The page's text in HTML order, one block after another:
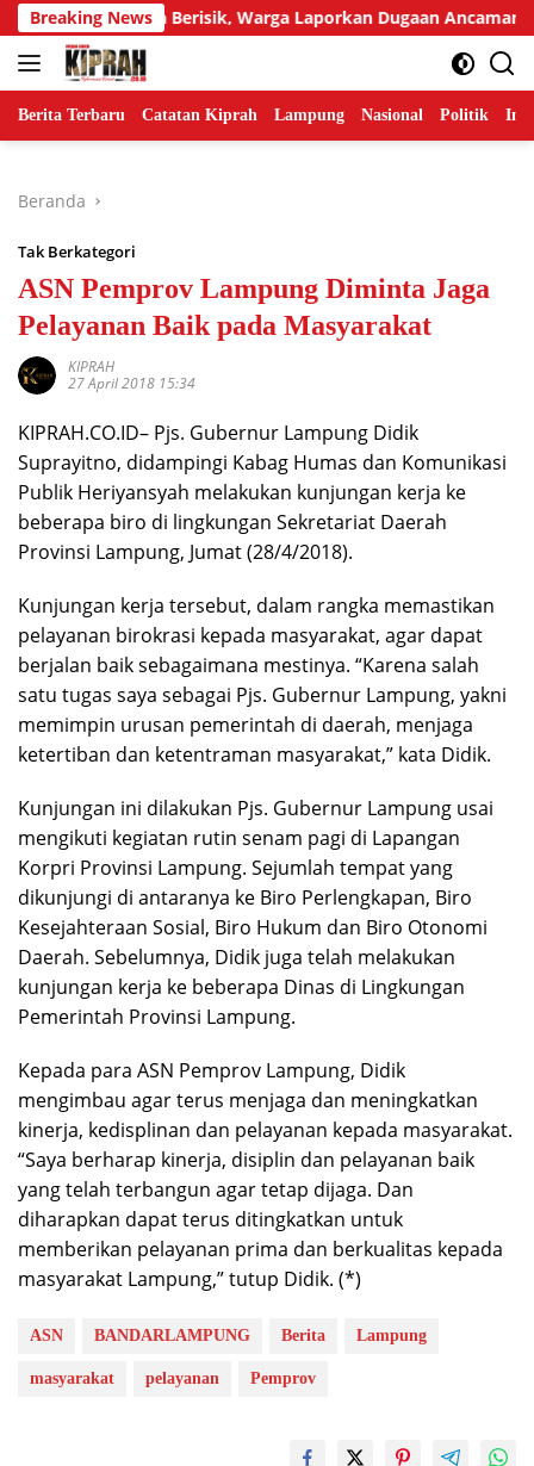
Langsung
ke
konten
Breaking News
Tetangga Berisik, Warga Laporkan Dugaan Ancaman
Berita Terbaru Catatan Kiprah Lampung Nasional Politik
Beranda
Tak Berkategori
ASN Pemprov Lampung Diminta Jaga
Pelayanan Baik pada Masyarakat
KIPRAH
27 April 2018 15:34
KIPRAH.CO.ID– Pjs. Gubernur Lampung Didik
Suprayitno, didampingi Kabag Humas dan Komunikasi
Publik Heriyansyah melakukan kunjungan kerja ke
beberapa biro di lingkungan Sekretariat Daerah
Provinsi Lampung, Jumat (28/4/2018).
Kunjungan kerja tersebut, dalam rangka memastikan
pelayanan birokrasi kepada masyarakat, agar dapat
berjalan baik sebagaimana mestinya. “Karena salah
satu tugas saya sebagai Pjs. Gubernur Lampung, yakni
memimpin urusan pemerintah di daerah, menjaga
ketertiban dan ketentraman masyarakat,” kata Didik.
Kunjungan ini dilakukan Pjs. Gubernur Lampung usai
mengikuti kegiatan rutin senam pagi di Lapangan
Korpri Provinsi Lampung. Sejumlah tempat yang
dikunjungi di antaranya ke Biro Perlengkapan, Biro
Kesejahteraan Sosial, Biro Hukum dan Biro Otonomi
Daerah. Sebelumnya, Didik juga telah melakukan
kunjungan kerja ke beberapa Dinas di Lingkungan
Pemerintah Provinsi Lampung.
Kepada para ASN Pemprov Lampung, Didik
mengimbau agar terus menjaga dan meningkatkan
kinerja, kedisplinan dan pelayanan kepada masyarakat.
“Saya berharap kinerja, disiplin dan pelayanan baik
yang telah terbangun agar tetap dijaga. Dan
diharapkan dapat terus ditingkatkan untuk
memberikan pelayanan prima dan berkualitas kepada
masyarakat Lampung,” tutup Didik. (*)
ASN BANDARLAMPUNG Berita Lampung
masyarakat pelayanan Pemprov